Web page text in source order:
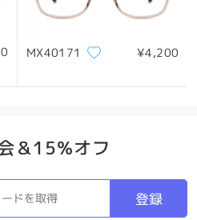
MX40171 ¥4,200
＆15％オフ
登録